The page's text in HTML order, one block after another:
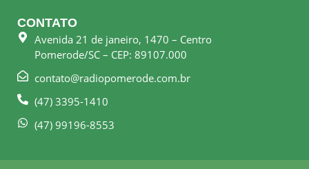
e
b
o
k
s
q
a
t
a
g
r
a
m
CONTATO
Avenida 21 de janeiro, 1470 – Centro
Pomerode/SC – CEP: 89107.000
contato@radiopomerode.com.br
(47) 3395-1410
(47) 99196-8553